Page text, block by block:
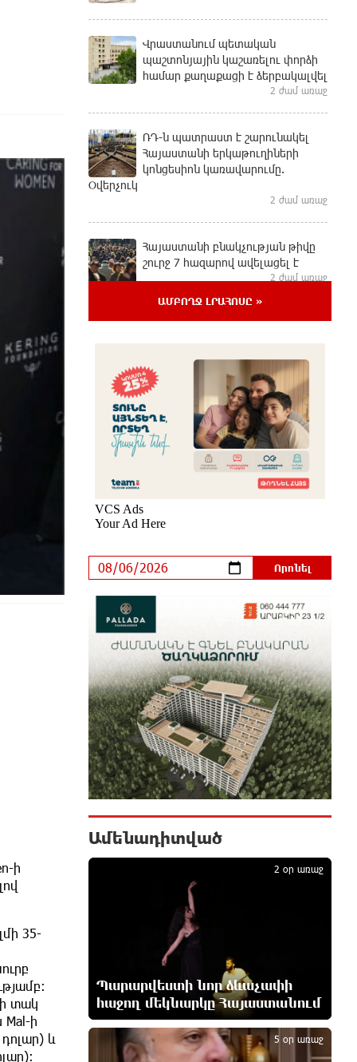
ի
35-
տակ
Mal-ի
և
Վրաստանում պետական ​​
պաշտոնյային կաշառելու փորձի
համար քաղաքացի է ձերբակալվել
2 ժամ առաջ
ՌԴ-ն պատրաստ է շարունակել
Հայաստանի երկաթուղիների
կոնցեսիոն կառավարումը.
Օվերչուկ
2 ժամ առաջ
Հայաստանի բնակչության թիվը
շուրջ 7 հազարով ավելացել է
2 ժամ առաջ
հրամանատարական կետերի և
պահեստների վրա
2 ժամ առաջ
«Ռեալ Մադրիդ»-ն ու «ՌԲ
Լայպցիգը» համաձայնության են
եկել Յան Դիոմանդեի տրանսֆերի
վերաբերյալ
ուսանողներին առաջարկում է
պահանջարկ չունեցող
մասնագիտություններ. Ատոմ Մխիթարյան
մեկ ժամ առաջ
Հայրենիքը փոքրանում է մեր
աչքերի առաջ․ ազգային
ողբերգություն է․ Ավետիք
Չալաբյան
մեկ ժամ առաջ
Սամվել Կարապետյանը «ամբողջ
հայության խայտառակություն» է
անվանել Ամենայն Հայոց
Կաթողիկոսի նկատմամբ
դատավարությունը
Մեր կրոնական զգացմունքների
հետ խաղը ունենալու է
հետևանքներ․ Նարեկ
Ռուսաստանի հետ խնդիրները
պետք է լուծել դիվանագիտական
ճանապարհով․ Նարեկ
Կարապետյան
ԱՄԲՈՂՋ ԼՐԱՀՈՍԸ »
Ամենադիտված
Պարարվեստի նոր ձևաչափի
հաջող մեկնարկը Հայաստանում
2 օր առաջ
1
5 օր առաջ